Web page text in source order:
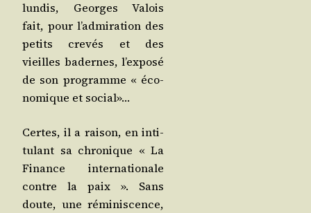
lun­dis, Georges Valois
fait, pour l’ad­mi­ra­tion des
petits cre­vés et des
vieilles badernes, l’ex­po­sé
de son pro­gramme « éco­
no­mique et social»…
Certes, il a rai­son, en inti­
tu­lant sa chro­nique « La
Finance inter­na­tio­nale
contre la paix ». Sans
doute, une rémi­nis­cence,